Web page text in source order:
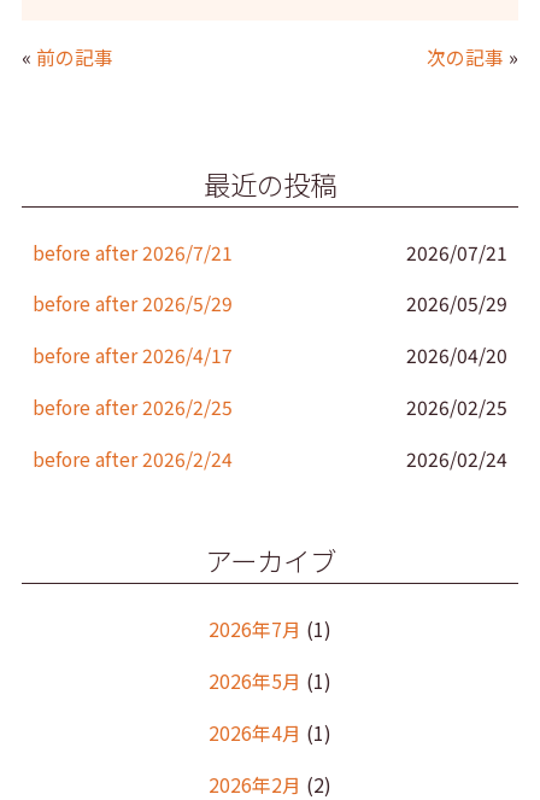
c
e
o
k
« 前の記事 次の記事 »
最近の投稿
before after 2026/7/21
2026/07/21
before after 2026/5/29
2026/05/29
before after 2026/4/17
2026/04/20
before after 2026/2/25
2026/02/25
before after 2026/2/24
2026/02/24
アーカイブ
2026年7月 (1)
2026年5月 (1)
2026年4月 (1)
2026年2月 (2)